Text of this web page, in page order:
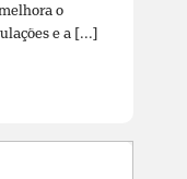
o
e a [...]